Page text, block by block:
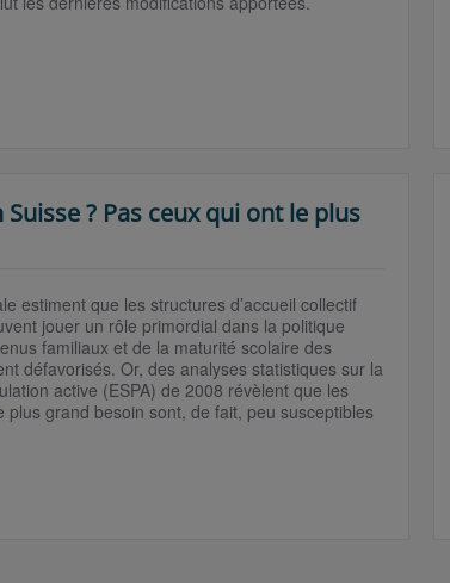
? Pas ceux qui ont le plus
estiment que les structures d’accueil collectif
jouer un rôle primordial dans la politique
familiaux et de la maturité́ scolaire des
défavorisés. Or, des analyses statistiques sur la
active (ESPA) de 2008 révèlent que les
grand besoin sont, de fait, peu susceptibles